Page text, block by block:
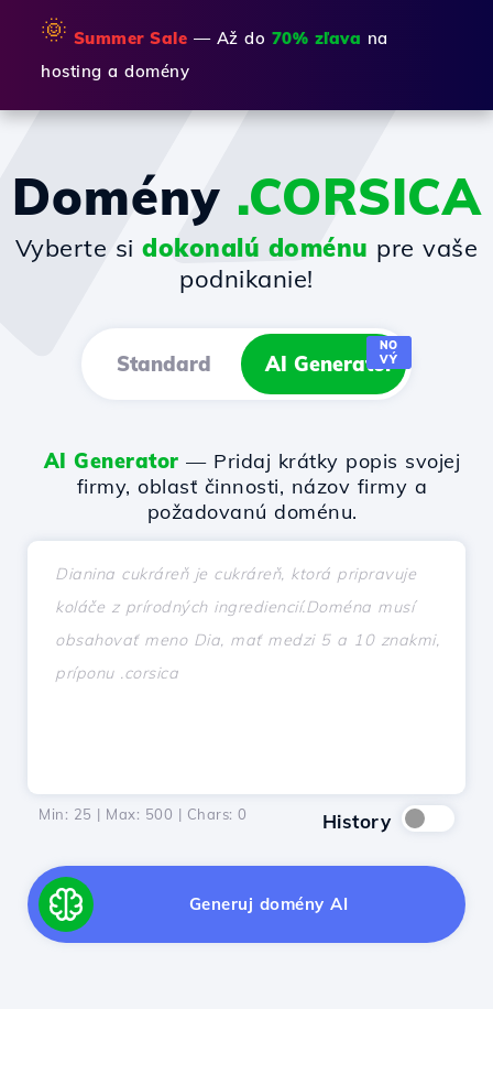
🌞 Summer Sale — Až do 70% zľava na
hosting a domény
Domény .CORSICA
Vyberte sidokonalú doménu pre vaše
podnikanie!
Standard AI Generator
NO
VÝ
AI Generator — Pridaj krátky popis svojej
firmy, oblasť činnosti, názov firmy a
požadovanú doménu.
Min: 25 | Max: 500 | Chars: 0 History
Generuj domény AI